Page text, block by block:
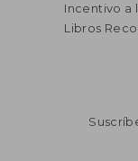
Incentivo a
Libros